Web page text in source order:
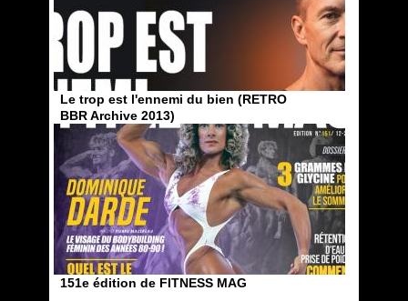
Le trop est l'ennemi du bien (RETRO
BBR Archive 2013)
151e édition de FITNESS MAG